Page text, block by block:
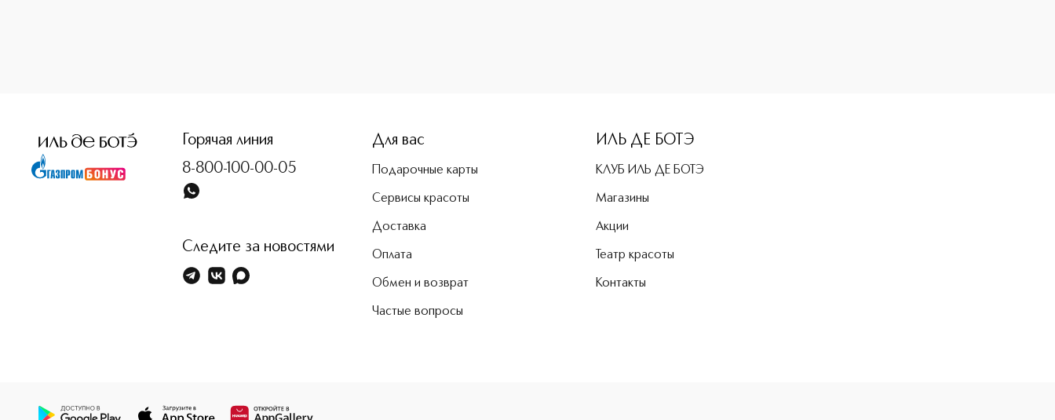
Горячая линия
8-800-100-00-05
Следите за новостями
Для вас
Подарочные карты
Сервисы красоты
Доставка
Оплата
Обмен и возврат
Частые вопросы
ИЛЬ ДЕ БОТЭ
КЛУБ ИЛЬ ДЕ БОТЭ
Магазины
Акции
Театр красоты
Контакты